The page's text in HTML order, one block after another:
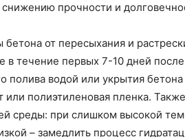
снижению прочности и
от пересыхания и
в течение первых 7-10 дней
полива водой или укрытия
или полиэтиленовая пленка.
среды: при слишком высокой
– замедлить процесс